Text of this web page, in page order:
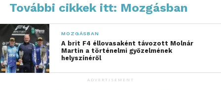
száma.
A Magyar Közút adatai szerint évente átlagosan
1200–1300 motoros baleset történik
Magyarországon. Az Allianz Hungáriához befutó
kárbejelentésekből egyfajta baleseti szezonalitás is
kirajzolódik, az elmúlt 10 év adatai alapján a nyár
További cikkek itt: Mozgásban
MOZGÁSBAN
A brit F4 éllovasaként távozott Molnár
Martin a történelmi győzelmének
helyszínéről
ADVERTISEMENT